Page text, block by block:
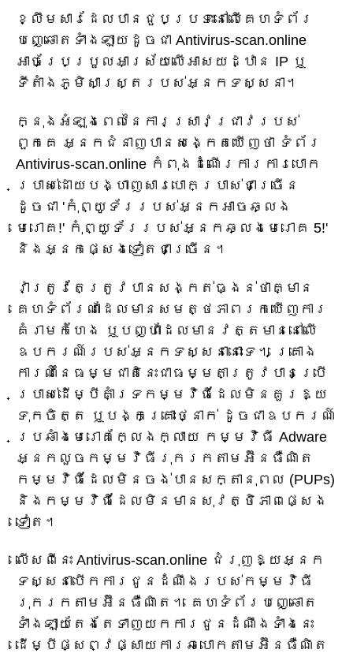
ខ្លឹមសារដែលបានជួបប្រទះនៅលើគេហទំព័រ
បញ្ឆោតទាំងឡាយដូចជា Antivirus-scan.online
អាចប្រែប្រួលអាស្រ័យលើអាសយដ្ឋាន IP ឬ
ទីតាំងភូមិសាស្ត្ររបស់អ្នកទស្សនា។
ក្នុងអំឡុងពេលនៃការស្រាវជ្រាវរបស់
ពួកគេ អ្នកជំនាញបានសង្កេតឃើញថា ទំព័រ
Antivirus-scan.online កំពុងដំណើរការការបោក
ប្រាស់ដោយបង្ហាញសារបោកប្រាស់ជាច្រើន
ដូចជា 'កុំព្យូទ័ររបស់អ្នកអាចឆ្លង
មេរោគ!' កុំព្យូទ័ររបស់អ្នកឆ្លងមេរោគ 5!'
និងអ្នកផ្សេងទៀតជាច្រើន។
វាត្រូវតែត្រូវបានសង្កត់ធ្ងន់ថាគ្មាន
គេហទំព័រណាដែលមានសមត្ថភាពរកឃើញការ
គំរាមកំហែង ឬបញ្ហាដែលមានវត្តមាននៅលើ
ឧបករណ៍របស់អ្នកទស្សនានោះទេ។ គ្រោង
ការណ៍នៃធម្មជាតិនេះជាធម្មតាត្រូវបានប្រើ
ប្រាស់ដើម្បីគាំទ្រកម្មវិធីដែលមិនគួរឱ្យ
ទុកចិត្ត ឬបង្កគ្រោះថ្នាក់ ដូចជាឧបករណ៍
ប្រឆាំងមេរោគក្លែងក្លាយ កម្មវិធី Adware
អ្នកលួចកម្មវិធីរុករកតាមអ៊ីនធឺណិត
កម្មវិធីដែលមិនចង់បានសក្តានុពល (PUPs)
និងកម្មវិធីដែលមិនមានសុវត្ថិភាពផ្សេង
ទៀត។
លើសពីនេះ Antivirus-scan.online ជំរុញឱ្យអ្នក
ទស្សនាបើកការជូនដំណឹងរបស់កម្មវិធី
រុករកតាមអ៊ីនធឺណិត។ គេហទំព័របញ្ឆោត
ទាំងឡាយតែងតែទាញយកការជូនដំណឹងទាំងនេះ
ដើម្បីផ្សព្វផ្សាយការឆបោកតាមអ៊ីនធឺណិត